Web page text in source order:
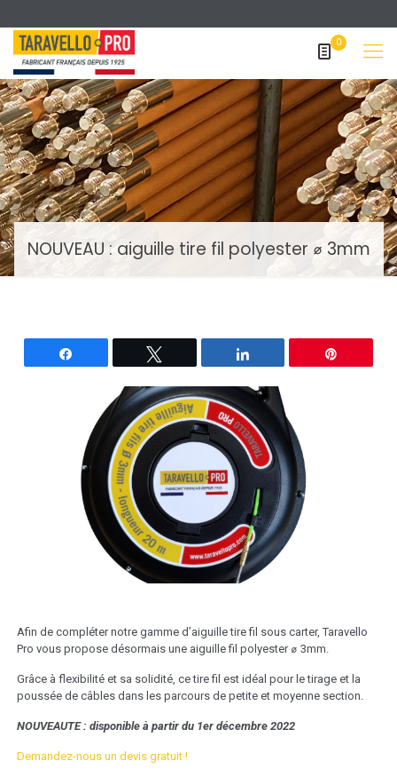
0
NOUVEAU : aiguille tire fil polyester ⌀ 3mm
Afin de compléter notre gamme d’aiguille tire fil sous carter, Taravello
Pro vous propose désormais une aiguille fil polyester ⌀ 3mm.
Grâce à flexibilité et sa solidité, ce tire fil est idéal pour le tirage et la
poussée de câbles dans les parcours de petite et moyenne section.
NOUVEAUTE : disponible à partir du 1er décembre 2022
Demandez-nous un devis gratuit !